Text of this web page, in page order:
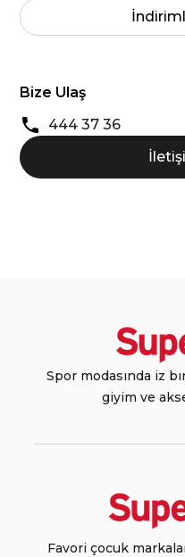
Bize Ulaş
444 37 36
Spor modasında iz
giyim ve
Favori çocuk